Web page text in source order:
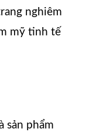
nghiêm
mỹ tinh tế
sản phẩm